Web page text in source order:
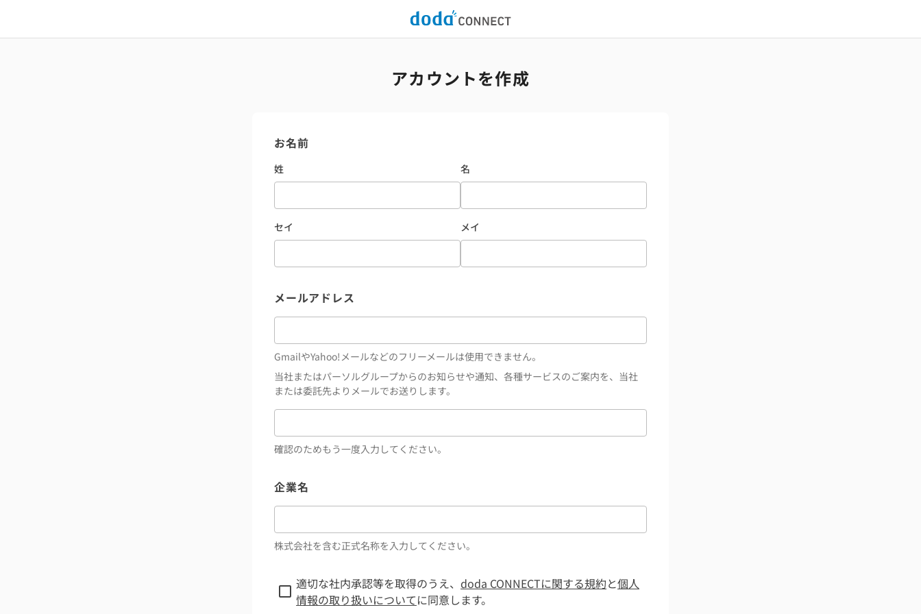
アカウントを作成
お名前
姓 名
セイ メイ
メールアドレス
GmailやYahoo!メールなどのフリーメールは使用できません。
当社またはパーソルグループからのお知らせや通知、各種サービスのご案内を、当社
または委託先よりメールでお送りします。
確認のためもう一度入力してください。
企業名
株式会社を含む正式名称を入力してください。
適切な社内承認等を取得のうえ、 doda CONNECTに関する規約と個人
情報の取り扱いについてに同意します。